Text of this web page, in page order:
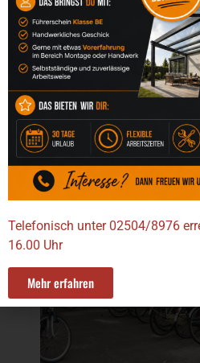
BAUELEMENTE
Telefonisch unter 02504/8976
16.00 Uhr
Mehr erfahren